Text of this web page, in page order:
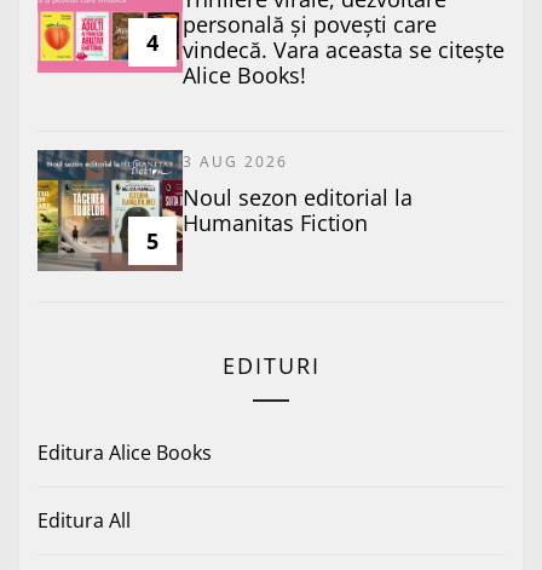
4
personală și povești care
vindecă. Vara aceasta se citește
Alice Books!
5
3 AUG 2026
​Noul sezon editorial la
Humanitas Fiction
EDITURI
Editura Alice Books
Editura All